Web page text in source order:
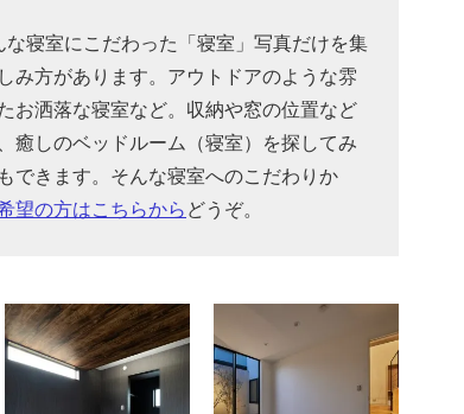
寝室にこだわった「寝室」写真だけを集
み方があります。アウトドアのような雰
お洒落な寝室など。収納や窓の位置など
癒しのベッドルーム（寝室）を探してみ
できます。そんな寝室へのこだわりか
望の方はこちらから どうぞ。